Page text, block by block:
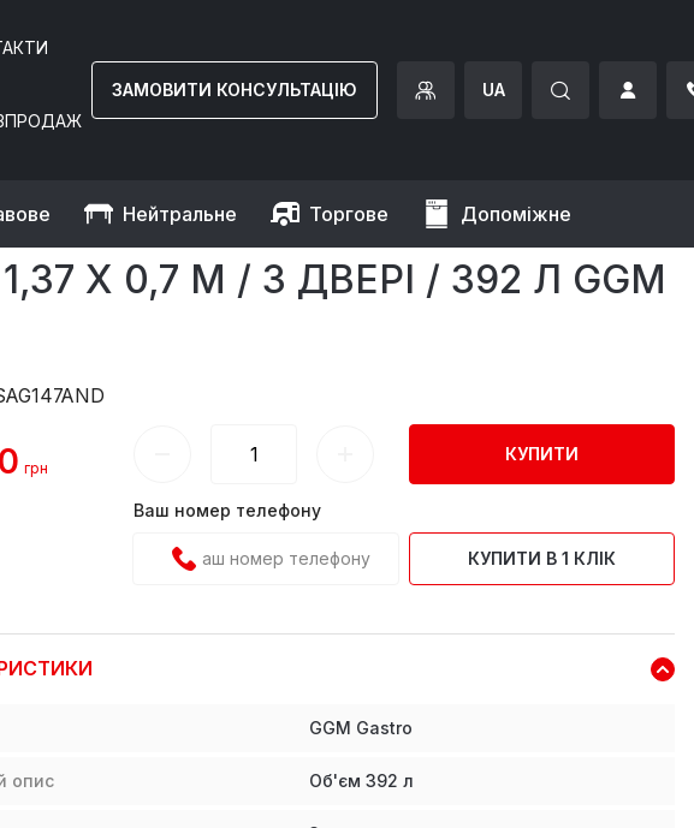
ЗАМОВИТИ КОНСУЛЬТАЦІЮ UA
Нейтральне Торгове Допоміжне
PREMIUM - 1,37 x 0,7 m / 3 двері / 392 л GGM Gastro
X 0,7 M / 3 ДВЕРІ / 392 Л GGM
грн
КУПИТИ
Ваш номер телефону
КУПИТИ В 1 КЛІК
GGM Gastro
опис Об'єм 392 л